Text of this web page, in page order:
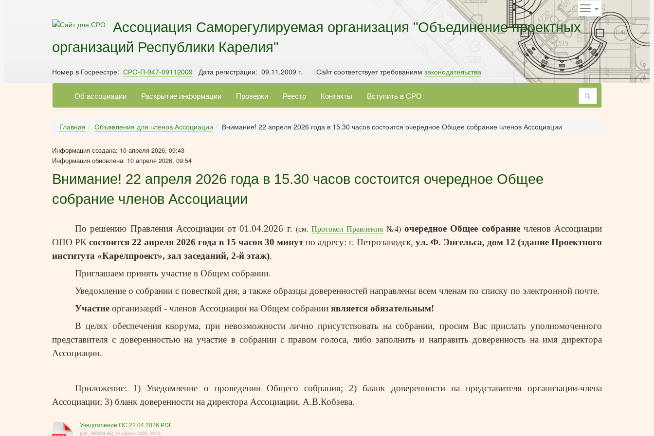
Ассоциация Саморегулируемая организация "Объединение проектных
организаций Республики Карелия"
Номер в Госреестре: СРО-П-047-09112009 Дата регистрации: 09.11.2009 г. Сайт соответствует требованиям законодательства
Об ассоциации Раскрытие информации Проверки Реестр Контакты Вступить в СРО Поиск
Главная Объявления для членов Ассоциации Внимание! 22 апреля 2026 года в 15.30 часов состоится очередное Общее собрание членов Ассоциации
Информация создана: 10 апреля 2026, 09:43
Информация обновлена: 10 апреля 2026, 09:54
Внимание! 22 апреля 2026 года в 15.30 часов состоится очередное Общее
собрание членов Ассоциации
По решению Правления Ассоциации от 01.04.2026 г. (см.Протокол Правления №4) очередное Общее собраниечленов Ассоциации
ОПО РК состоится 22 апреля 2026 года в 15 часов 30 минут по адресу: г. Петрозаводск, ул. Ф. Энгельса, дом 12 (здание Проектного
института «Карелпроект», зал заседаний, 2-й этаж).
Приглашаем принять участие в Общем собрании.
Уведомление о собрании с повесткой дня, а также образцы доверенностей направлены всем членам по списку по электронной почте.
Участие организаций - членов Ассоциации на Общем собрании является обязательным!
В целях обеспечения кворума, при невозможности лично присутствовать на собрании, просим Вас прислать уполномоченного
представителя с доверенностью на участие в собрании с правом голоса, либо заполнить и направить доверенность на имя директора
Ассоциации.
Приложение: 1) Уведомление о проведении Общего собрания; 2) бланк доверенности на представителя организации-члена
Ассоциации; 3) бланк доверенности на директора Ассоциации, А.В.Кобзева.
Уведомление ОС 22.04.2026.PDF
(pdf, 496504 КБ) 10 апреля 2026, 09:51